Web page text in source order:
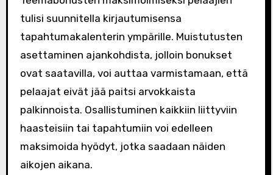
tulisi suunnitella kirjautumisensa
tapahtumakalenterin ympärille. Muistutusten
asettaminen ajankohdista, jolloin bonukset
ovat saatavilla, voi auttaa varmistamaan, että
pelaajat eivät jää paitsi arvokkaista
palkinnoista. Osallistuminen kaikkiin liittyviin
haasteisiin tai tapahtumiin voi edelleen
maksimoida hyödyt, jotka saadaan näiden
aikojen aikana.